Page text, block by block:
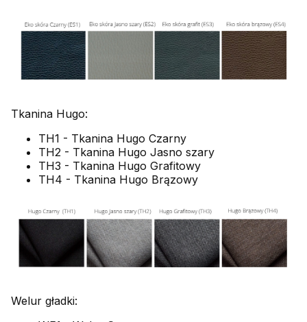
Tkanina Hugo:
TH1 - Tkanina Hugo Czarny
TH2 - Tkanina Hugo Jasno szary
TH3 - Tkanina Hugo Grafitowy
TH4 - Tkanina Hugo Brązowy
Welur gładki: